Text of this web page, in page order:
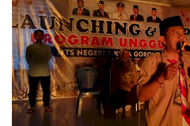
Aplikasi
Pengumuman
Layanan Publik
Whistleblowing System